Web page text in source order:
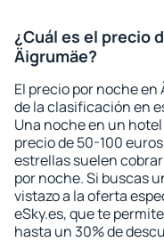
¿Cuál es el precio
Äigrumäe?
El precio por noche
de la clasificación en
Una noche en un
precio de 50-100
estrellas suelen
por noche. Si buscas
vistazo a la oferta
eSky.es, que te
hasta un 30% de